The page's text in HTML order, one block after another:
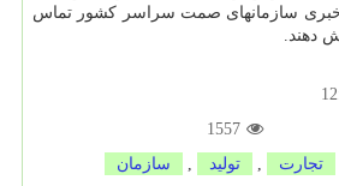
خبری سازمانهای صمت سراسر کشور تماس
دهند.
1557
تجارت تولید سازمان